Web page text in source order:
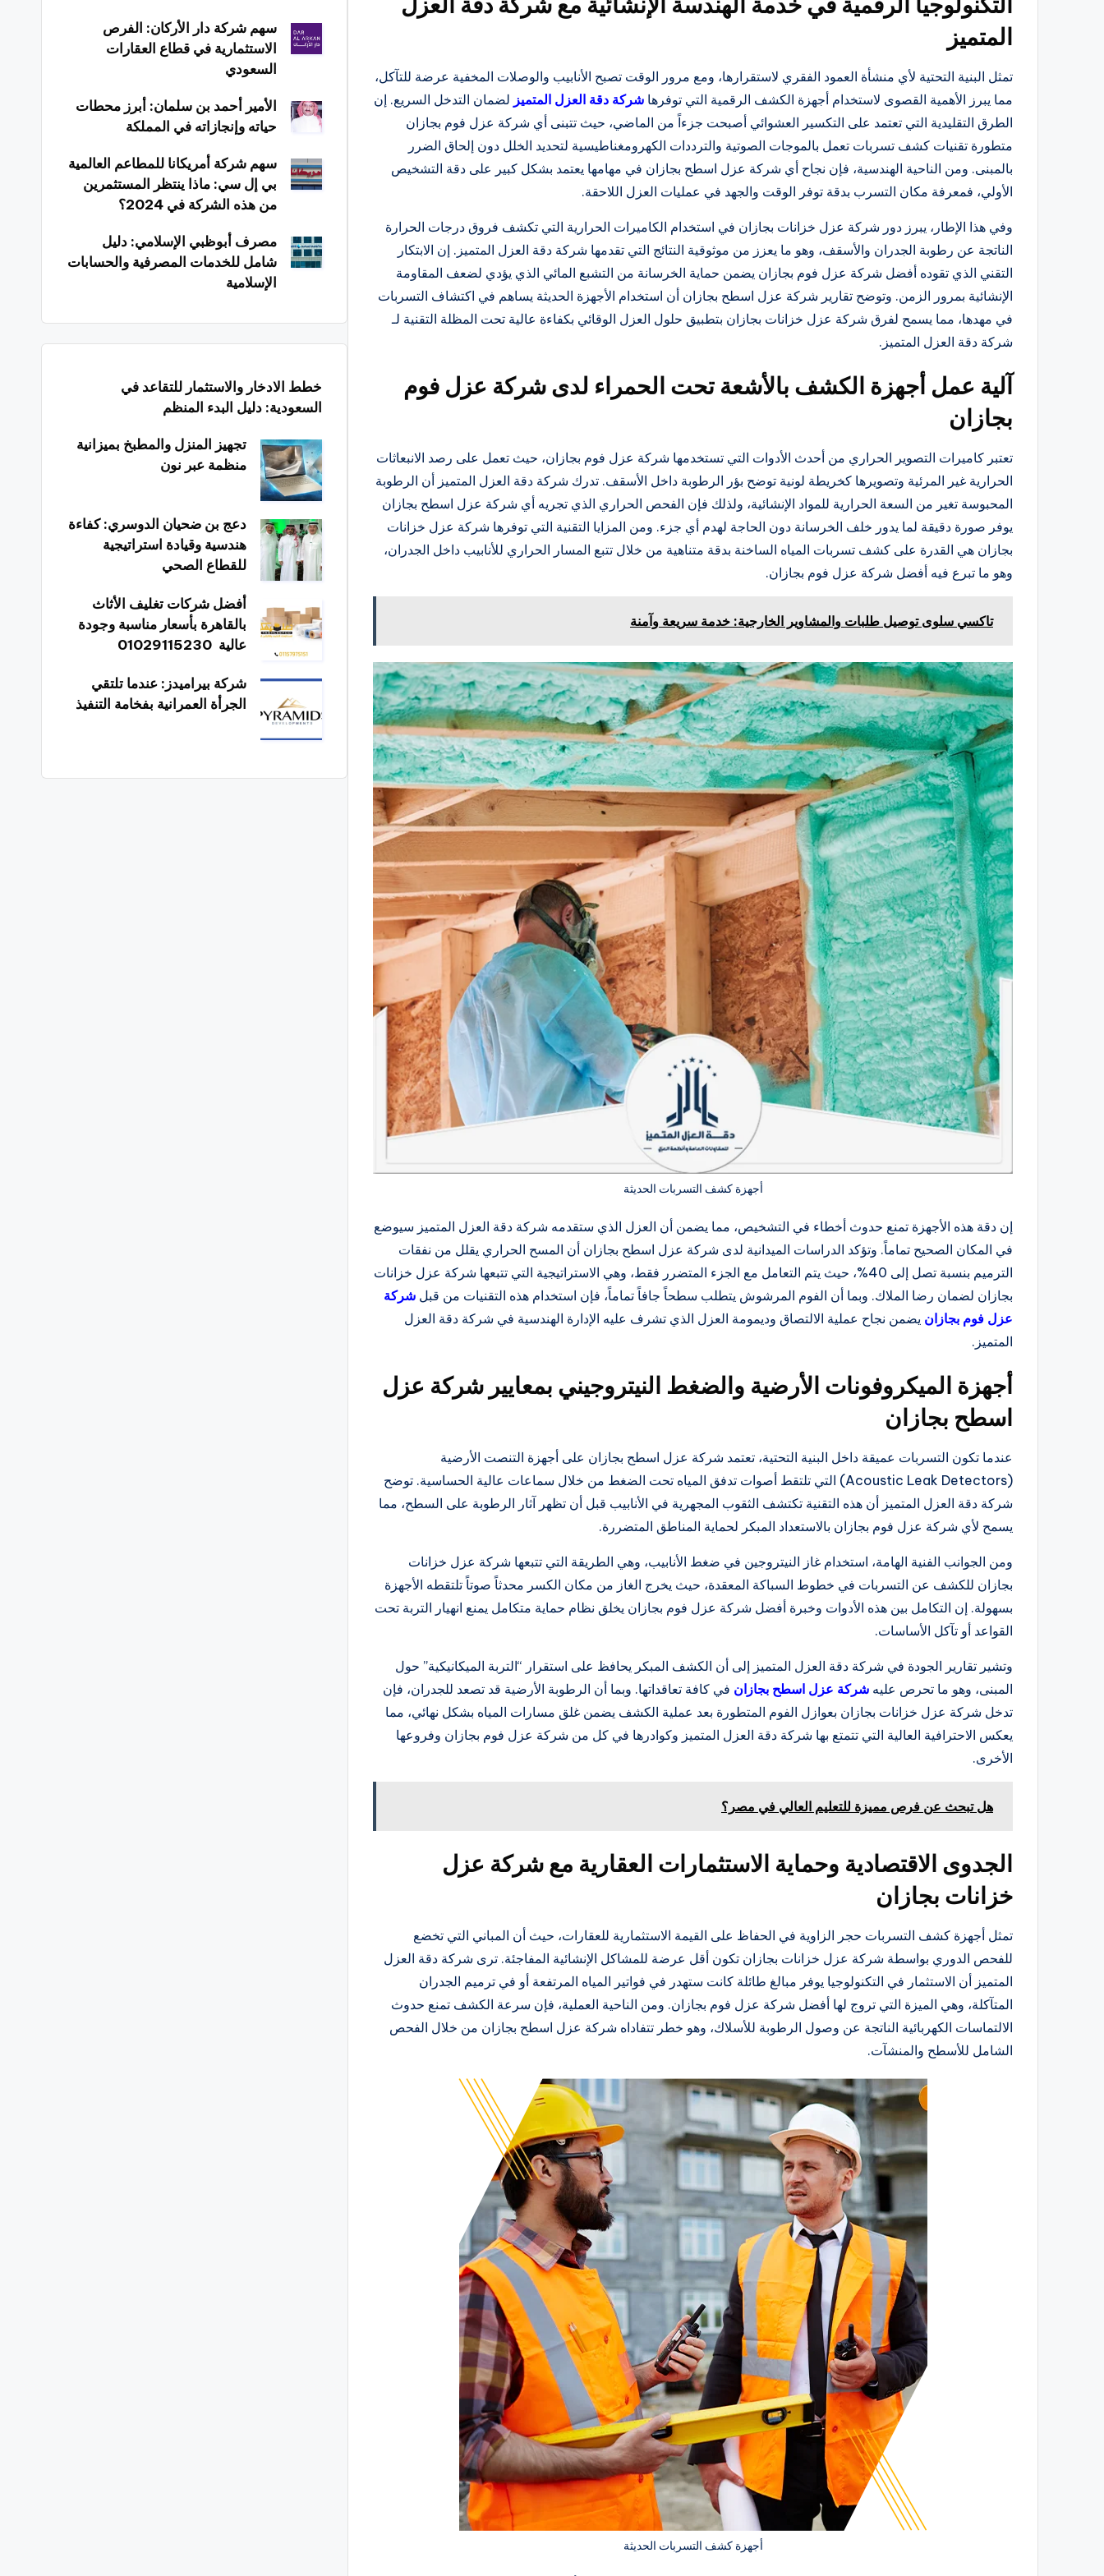
المتميز
تمثل البنية التحتية لأي منشأة العمود الفقري لاستقرارها، ومع مرور الوقت تصبح الأنابيب والوصلات المخفية عرضة للتآكل،
مما يبرز الأهمية القصوى لاستخدام أجهزة الكشف الرقمية التي توفرها شركة دقة العزل المتميز لضمان التدخل السريع. إن
الطرق التقليدية التي تعتمد على التكسير العشوائي أصبحت جزءاً من الماضي، حيث تتبنى أي شركة عزل فوم بجازان
متطورة تقنيات كشف تسربات تعمل بالموجات الصوتية والترددات الكهرومغناطيسية لتحديد الخلل دون إلحاق الضرر
بالمبنى. ومن الناحية الهندسية، فإن نجاح أي شركة عزل اسطح بجازان في مهامها يعتمد بشكل كبير على دقة التشخيص
الأولي، فمعرفة مكان التسرب بدقة توفر الوقت والجهد في عمليات العزل اللاحقة.
وفي هذا الإطار، يبرز دور شركة عزل خزانات بجازان في استخدام الكاميرات الحرارية التي تكشف فروق درجات الحرارة
الناتجة عن رطوبة الجدران والأسقف، وهو ما يعزز من موثوقية النتائج التي تقدمها شركة دقة العزل المتميز. إن الابتكار
التقني الذي تقوده أفضل شركة عزل فوم بجازان يضمن حماية الخرسانة من التشبع المائي الذي يؤدي لضعف المقاومة
الإنشائية بمرور الزمن. وتوضح تقارير شركة عزل اسطح بجازان أن استخدام الأجهزة الحديثة يساهم في اكتشاف التسربات
في مهدها، مما يسمح لفرق شركة عزل خزانات بجازان بتطبيق حلول العزل الوقائي بكفاءة عالية تحت المظلة التقنية لـ
شركة دقة العزل المتميز.
آلية عمل أجهزة الكشف بالأشعة تحت الحمراء لدى شركة عزل فوم
بجازان
تعتبر كاميرات التصوير الحراري من أحدث الأدوات التي تستخدمها شركة عزل فوم بجازان، حيث تعمل على رصد الانبعاثات
الحرارية غير المرئية وتصويرها كخريطة لونية توضح بؤر الرطوبة داخل الأسقف. تدرك شركة دقة العزل المتميز أن الرطوبة
المحبوسة تغير من السعة الحرارية للمواد الإنشائية، ولذلك فإن الفحص الحراري الذي تجريه أي شركة عزل اسطح بجازان
يوفر صورة دقيقة لما يدور خلف الخرسانة دون الحاجة لهدم أي جزء. ومن المزايا التقنية التي توفرها شركة عزل خزانات
بجازان هي القدرة على كشف تسربات المياه الساخنة بدقة متناهية من خلال تتبع المسار الحراري للأنابيب داخل الجدران،
وهو ما تبرع فيه أفضل شركة عزل فوم بجازان.
تاكسي سلوى توصيل طلبات والمشاوير الخارجية: خدمة سريعة وآمنة
أجهزة كشف التسربات الحديثة
إن دقة هذه الأجهزة تمنع حدوث أخطاء في التشخيص، مما يضمن أن العزل الذي ستقدمه شركة دقة العزل المتميز سيوضع
في المكان الصحيح تماماً. وتؤكد الدراسات الميدانية لدى شركة عزل اسطح بجازان أن المسح الحراري يقلل من نفقات
الترميم بنسبة تصل إلى 40%، حيث يتم التعامل مع الجزء المتضرر فقط، وهي الاستراتيجية التي تتبعها شركة عزل خزانات
بجازان لضمان رضا الملاك. وبما أن الفوم المرشوش يتطلب سطحاً جافاً تماماً، فإن استخدام هذه التقنيات من قبل شركة
عزل فوم بجازان يضمن نجاح عملية الالتصاق وديمومة العزل الذي تشرف عليه الإدارة الهندسية في شركة دقة العزل
المتميز.
أجهزة الميكروفونات الأرضية والضغط النيتروجيني بمعايير شركة عزل
اسطح بجازان
عندما تكون التسربات عميقة داخل البنية التحتية، تعتمد شركة عزل اسطح بجازان على أجهزة التنصت الأرضية
(Acoustic Leak Detectors) التي تلتقط أصوات تدفق المياه تحت الضغط من خلال سماعات عالية الحساسية. توضح
شركة دقة العزل المتميز أن هذه التقنية تكتشف الثقوب المجهرية في الأنابيب قبل أن تظهر آثار الرطوبة على السطح، مما
يسمح لأي شركة عزل فوم بجازان بالاستعداد المبكر لحماية المناطق المتضررة.
ومن الجوانب الفنية الهامة، استخدام غاز النيتروجين في ضغط الأنابيب، وهي الطريقة التي تتبعها شركة عزل خزانات
بجازان للكشف عن التسربات في خطوط السباكة المعقدة، حيث يخرج الغاز من مكان الكسر محدثاً صوتاً تلتقطه الأجهزة
بسهولة. إن التكامل بين هذه الأدوات وخبرة أفضل شركة عزل فوم بجازان يخلق نظام حماية متكامل يمنع انهيار التربة تحت
القواعد أو تآكل الأساسات.
وتشير تقارير الجودة في شركة دقة العزل المتميز إلى أن الكشف المبكر يحافظ على استقرار “التربة الميكانيكية” حول
المبنى، وهو ما تحرص عليه شركة عزل اسطح بجازان في كافة تعاقداتها. وبما أن الرطوبة الأرضية قد تصعد للجدران، فإن
تدخل شركة عزل خزانات بجازان بعوازل الفوم المتطورة بعد عملية الكشف يضمن غلق مسارات المياه بشكل نهائي، مما
يعكس الاحترافية العالية التي تتمتع بها شركة دقة العزل المتميز وكوادرها في كل من شركة عزل فوم بجازان وفروعها
الأخرى.
هل تبحث عن فرص مميزة للتعليم العالي في مصر؟
الجدوى الاقتصادية وحماية الاستثمارات العقارية مع شركة عزل
خزانات بجازان
تمثل أجهزة كشف التسربات حجر الزاوية في الحفاظ على القيمة الاستثمارية للعقارات، حيث أن المباني التي تخضع
للفحص الدوري بواسطة شركة عزل خزانات بجازان تكون أقل عرضة للمشاكل الإنشائية المفاجئة. ترى شركة دقة العزل
المتميز أن الاستثمار في التكنولوجيا يوفر مبالغ طائلة كانت ستهدر في فواتير المياه المرتفعة أو في ترميم الجدران
المتآكلة، وهي الميزة التي تروج لها أفضل شركة عزل فوم بجازان. ومن الناحية العملية، فإن سرعة الكشف تمنع حدوث
الالتماسات الكهربائية الناتجة عن وصول الرطوبة للأسلاك، وهو خطر تتفاداه شركة عزل اسطح بجازان من خلال الفحص
الشامل للأسطح والمنشآت.
أجهزة كشف التسربات الحديثة
سهم شركة دار الأركان: الفرص
الاستثمارية في قطاع العقارات
السعودي
الأمير أحمد بن سلمان: أبرز محطات
حياته وإنجازاته في المملكة
سهم شركة أمريكانا للمطاعم العالمية
بي إل سي: ماذا ينتظر المستثمرين
من هذه الشركة في 2024؟
مصرف أبوظبي الإسلامي: دليل
شامل للخدمات المصرفية والحسابات
الإسلامية
خطط الادخار والاستثمار للتقاعد في
السعودية: دليل البدء المنظم
تجهيز المنزل والمطبخ بميزانية
منظمة عبر نون
دعج بن ضحيان الدوسري: كفاءة
هندسية وقيادة استراتيجية
للقطاع الصحي
أفضل شركات تغليف الأثاث
بالقاهرة بأسعار مناسبة وجودة
عالية 01029115230
شركة بيراميدز: عندما تلتقي
الجرأة العمرانية بفخامة التنفيذ